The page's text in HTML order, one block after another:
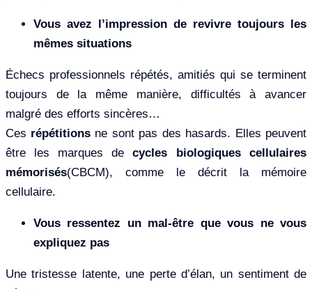
Vous avez l’impression de revivre toujours les
mêmes situations
Échecs professionnels répétés, amitiés qui se terminent
toujours de la même manière, difficultés à avancer
malgré des efforts sincères…
Ces répétitions ne sont pas des hasards. Elles peuvent
être les marques de cycles biologiques cellulaires
mémorisés(CBCM), comme le décrit la mémoire
cellulaire.
Vous ressentez un mal-être que vous ne vous
expliquez pas
Une tristesse latente, une perte d’élan, un sentiment de